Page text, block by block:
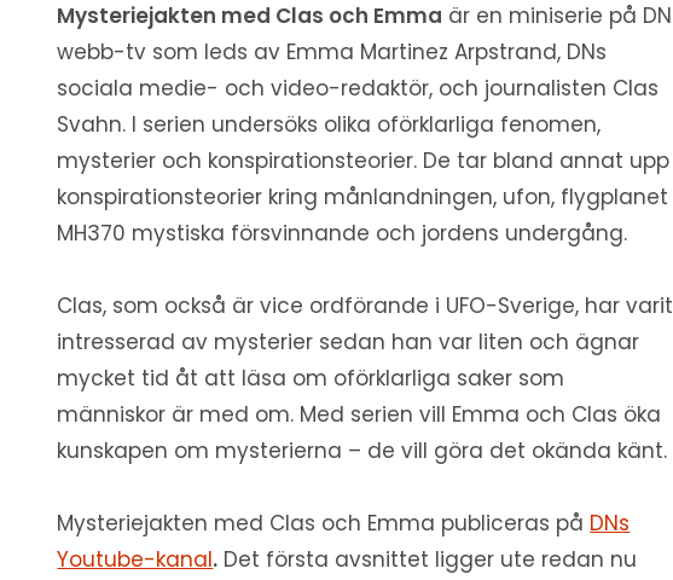
Mysteriejakten med Clas och Emma är en miniserie på DN
webb-tv som leds av Emma Martinez Arpstrand, DNs
sociala medie- och video-redaktör, och journalisten Clas
Svahn. I serien undersöks olika oförklarliga fenomen,
mysterier och konspirationsteorier. De tar bland annat upp
konspirationsteorier kring månlandningen, ufon, flygplanet
MH370 mystiska försvinnande och jordens undergång.
Clas, som också är vice ordförande i UFO-Sverige, har varit
intresserad av mysterier sedan han var liten och ägnar
mycket tid åt att läsa om oförklarliga saker som
människor är med om. Med serien vill Emma och Clas öka
kunskapen om mysterierna – de vill göra det okända känt.
Mysteriejakten med Clas och Emma publiceras på DNs
Youtube-kanal. Det första avsnittet ligger ute redan nu